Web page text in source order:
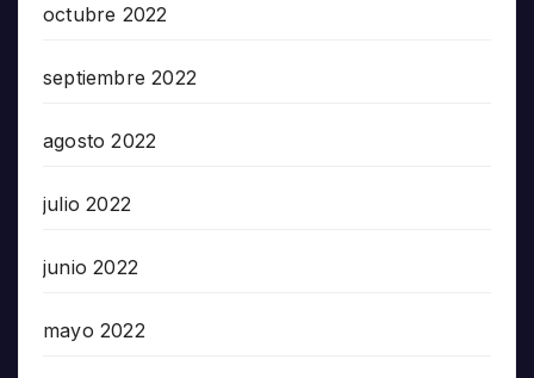
octubre 2022
septiembre 2022
agosto 2022
julio 2022
junio 2022
mayo 2022